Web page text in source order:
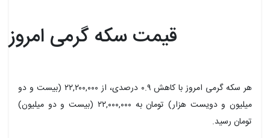
قیمت سکه گرمی امروز
هر سکه گرمی امروز با کاهش ۰.۹ درصدی، از ۲۲,۲۰۰,۰۰۰ (بیست و دو
میلیون و دویست هزار) تومان به ۲۲,۰۰۰,۰۰۰ (بیست و دو میلیون)
تومان رسید.